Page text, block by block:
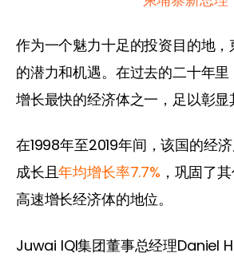
作为一个魅力十足的投资目的地
的潜力和机遇。在过去的二十年
增长最快的经济体之一，足以彰显
在1998年至2019年间，该国的经
成长且年均增长率7.7% ，巩固了
高速增长经济体的地位。
Juwai IQI集团董事总经理Daniel